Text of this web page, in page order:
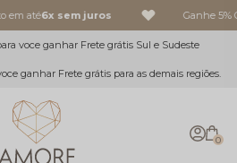
em até6x sem juros Ganhe 5%
voce ganhar Frete grátis Sul e Sudeste
ganhar Frete grátis para as demais regiões.
0